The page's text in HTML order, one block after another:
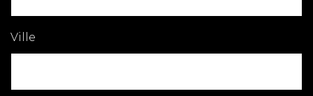
Ville